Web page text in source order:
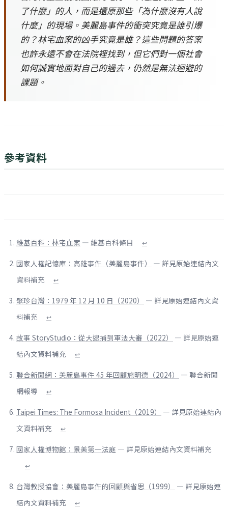
了什麼」的人，而是還原那些「為什麼沒有人說
什麼」的現場。美麗島事件的衝突究竟是誰引爆
的？林宅血案的凶手究竟是誰？這些問題的答案
也許永遠不會在法院裡找到，但它們對一個社會
如何誠實地面對自己的過去，仍然是無法迴避的
課題。
參考資料
維基百科：林宅血案 — 維基百科條目 ↩
國家人權記憶庫：高雄事件（美麗島事件）
— 詳見原始連結內文
資料補充
↩
聚珍台灣：1979 年 12 月 10 日（2020）
— 詳見原始連結內文資
料補充
↩
故事 StoryStudio：從大逮捕到軍法大審（2022）
— 詳見原始連
結內文資料補充
↩
聯合新聞網：美麗島事件 45 年回顧施明德（2024）
— 聯合新聞
網報導
↩
Taipei Times: The Formosa Incident（2019）
— 詳見原始連結內
文資料補充
↩
國家人權博物館：景美第一法庭 — 詳見原始連結內文資料補充
↩
台灣教授協會：美麗島事件的回顧與省思（1999）
— 詳見原始連
結內文資料補充
↩